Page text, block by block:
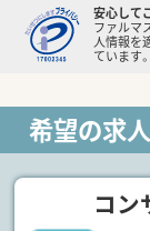
安心して
ファルマ
人情報を
ています。
希望の求
コン